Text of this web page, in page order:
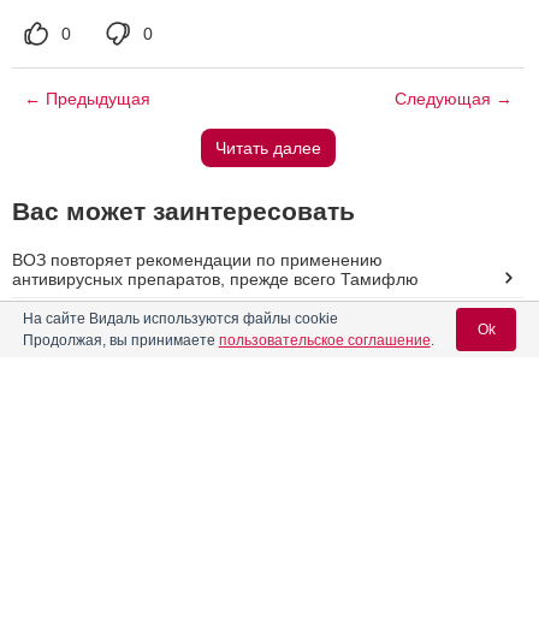
0 0
← Предыдущая Следующая →
Читать далее
Вас может заинтересовать
ВОЗ повторяет рекомендации по применению
антивирусных препаратов, прежде всего Тамифлю
Новый фармазавод открыт в Южном Казахстане
На сайте Видаль используются файлы cookie
Продолжая, вы принимаете пользовательское соглашение.
Ok